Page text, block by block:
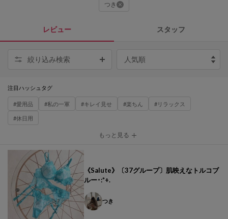
つき
レビュー スタッフ
絞り込み検索
注目ハッシュタグ
#愛用品 #私の一軍 #キレイ見せ #楽ちん #リラックス
#休日用
もっと見る
《Salute》〔37グループ〕肌映えなトルコブ
ルー･:*+.
つき